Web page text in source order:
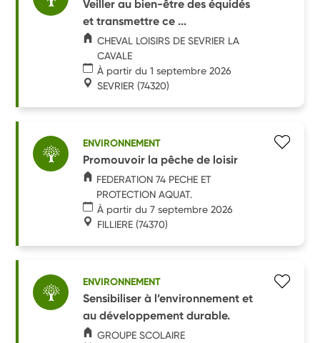
Veiller au bien-être des équidés
et transmettre ce ...
CHEVAL LOISIRS DE SEVRIER LA
CAVALE
À partir du 1 septembre 2026
SEVRIER (74320)
ENVIRONNEMENT
Promouvoir la pêche de loisir
FEDERATION 74 PECHE ET
PROTECTION AQUAT.
À partir du 7 septembre 2026
FILLIERE (74370)
ENVIRONNEMENT
Sensibiliser à l’environnement et
au développement durable.
GROUPE SCOLAIRE